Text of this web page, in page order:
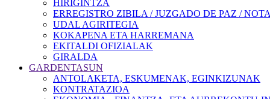
HIRIGINTZA
ERREGISTRO ZIBILA / JUZGADO DE PAZ /
UDAL AGIRITEGIA
KOKAPENA ETA HARREMANA
EKITALDI OFIZIALAK
GIRALDA
GARDENTASUN
ANTOLAKETA, ESKUMENAK, EGINKIZUNAK
KONTRATAZIOA